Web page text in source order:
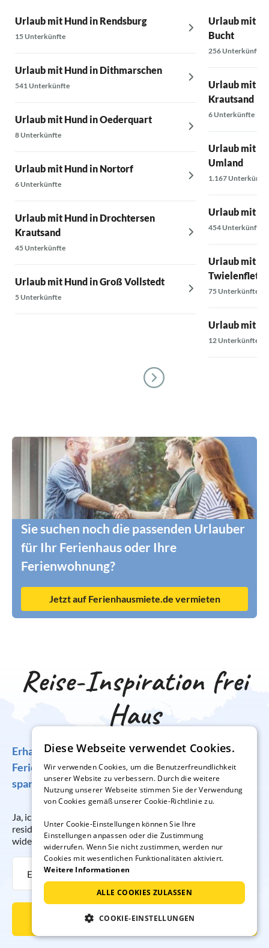
Urlaub mit Hund in Rendsburg
15 Unterkünfte
Urlaub mit Hund in Dithmarschen
541 Unterkünfte
Urlaub mit Hund in Oederquart
8 Unterkünfte
Urlaub mit Hund in Nortorf
6 Unterkünfte
Urlaub mit Hund in Drochtersen
Krautsand
45 Unterkünfte
Urlaub mit Hund in Groß Vollstedt
5 Unterkünfte
Urlaub mit
Bucht
256 Unterkünfte
Urlaub mit
Krautsand
6 Unterkünfte
Urlaub mit
Umland
1.167 Unterkünfte
Urlaub mit
454 Unterkünfte
Urlaub mit
Twielenfleth
75 Unterkünfte
Urlaub mit
12 Unterkünfte
Sie suchen noch die passenden Urlauber
für Ihr Ferienhaus oder Ihre
Ferienwohnung?
Jetzt auf Ferienhausmiete.de vermieten
Reise-Inspiration frei
Haus
Erhalten Sie regelmäßig Angebote für traumhafte
Ferienunterkünfte, tolle Gewinnspiele und
spannende Reisetipps!
Ja, ich möchte regelmäßig per E-Mail den Newsletter der
resido GmbH erhalten. Die Anmeldung kann ich jederzeit
widerrufen.
Newsletter abonnieren
Diese Webseite verwendet Cookies.
Wir verwenden Cookies, um die Benutzerfreundlichkeit
unserer Website zu verbessern. Durch die weitere
Nutzung unserer Webseite stimmen Sie der Verwendung
von Cookies gemäß unserer Cookie-Richtlinie zu.
Unter Cookie-Einstellungen können Sie Ihre
Einstellungen anpassen oder die Zustimmung
widerrufen. Wenn Sie nicht zustimmen, werden nur
Cookies mit wesentlichen Funktionalitäten aktiviert.
Weitere Informationen
ALLE COOKIES ZULASSEN
COOKIE-EINSTELLUNGEN